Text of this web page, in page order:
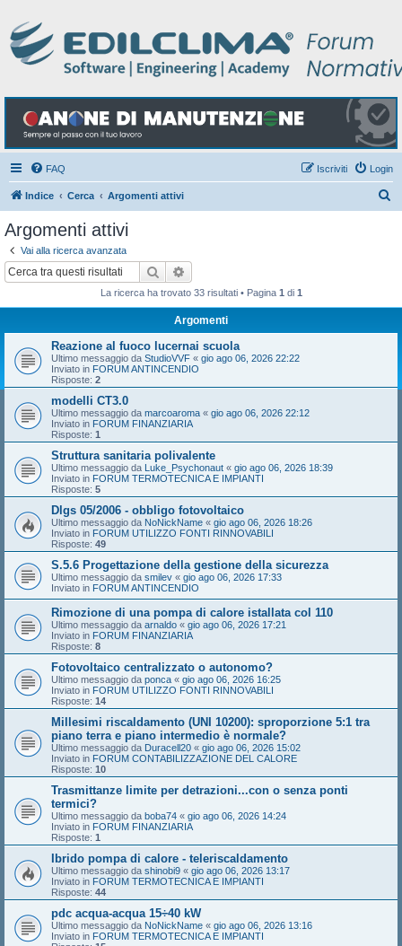
FAQ Login
Iscriviti
Indice Cerca Argomenti attivi
Argomenti attivi
Vai alla ricerca avanzata
Cerca
La ricerca ha trovato 33 risultati • Pagina 1 di 1
Argomenti
Reazione al fuoco lucernai scuola
Ultimo messaggio da StudioVVF « gio ago 06, 2026 22:22
Inviato in FORUM ANTINCENDIO
Risposte: 2
modelli CT3.0
Ultimo messaggio da marcoaroma « gio ago 06, 2026 22:12
Inviato in FORUM FINANZIARIA
Risposte: 1
Struttura sanitaria polivalente
Ultimo messaggio da Luke_Psychonaut « gio ago 06, 2026 18:39
Inviato in FORUM TERMOTECNICA E IMPIANTI
Risposte: 5
Dlgs 05/2006 - obbligo fotovoltaico
Ultimo messaggio da NoNickName « gio ago 06, 2026 18:26
Inviato in FORUM UTILIZZO FONTI RINNOVABILI
Risposte: 49
S.5.6 Progettazione della gestione della sicurezza
Ultimo messaggio da smilev « gio ago 06, 2026 17:33
Inviato in FORUM ANTINCENDIO
Rimozione di una pompa di calore istallata col 110
Ultimo messaggio da arnaldo « gio ago 06, 2026 17:21
Inviato in FORUM FINANZIARIA
Risposte: 8
Fotovoltaico centralizzato o autonomo?
Ultimo messaggio da ponca « gio ago 06, 2026 16:25
Inviato in FORUM UTILIZZO FONTI RINNOVABILI
Risposte: 14
Millesimi riscaldamento (UNI 10200): sproporzione 5:1 tra
piano terra e piano intermedio è normale?
Ultimo messaggio da Duracell20 « gio ago 06, 2026 15:02
Inviato in FORUM CONTABILIZZAZIONE DEL CALORE
Risposte: 10
Trasmittanze limite per detrazioni...con o senza ponti
termici?
Ultimo messaggio da boba74 « gio ago 06, 2026 14:24
Inviato in FORUM FINANZIARIA
Risposte: 1
Ibrido pompa di calore - teleriscaldamento
Ultimo messaggio da shinobi9 « gio ago 06, 2026 13:17
Inviato in FORUM TERMOTECNICA E IMPIANTI
Risposte: 44
pdc acqua-acqua 15÷40 kW
Ultimo messaggio da NoNickName « gio ago 06, 2026 13:16
Inviato in FORUM TERMOTECNICA E IMPIANTI